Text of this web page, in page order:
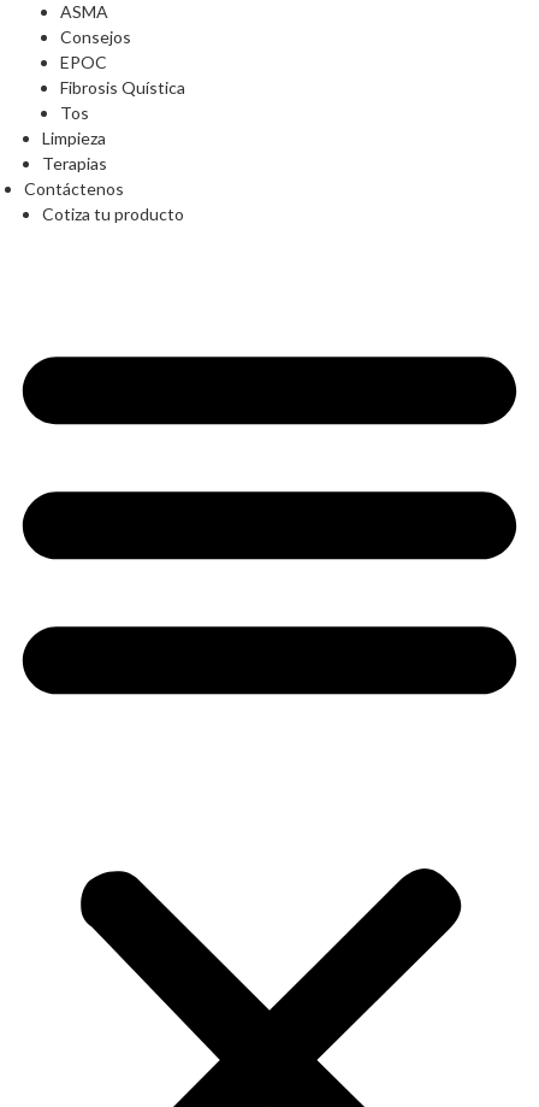
ASMA
Consejos
EPOC
Fibrosis Quística
Tos
Limpieza
Terapias
Contáctenos
Cotiza tu producto